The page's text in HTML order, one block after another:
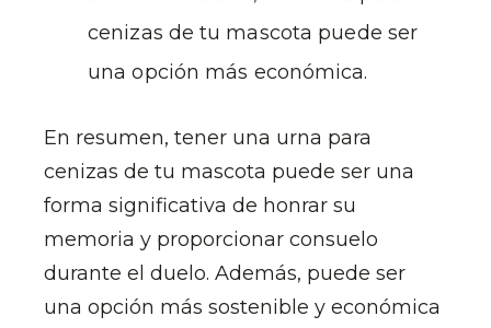
cenizas de tu mascota puede ser
una opción más económica.
En resumen, tener una urna para
cenizas de tu mascota puede ser una
forma significativa de honrar su
memoria y proporcionar consuelo
durante el duelo. Además, puede ser
una opción más sostenible y económica